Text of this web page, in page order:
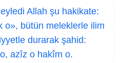
Allah şu hakikate:
o», bütün meleklerle ilim
durarak şahid:
azîz o hakîm o.